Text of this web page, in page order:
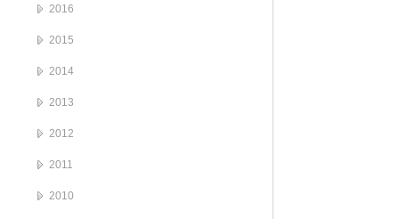
2016
2015
2014
2013
2012
2011
2010